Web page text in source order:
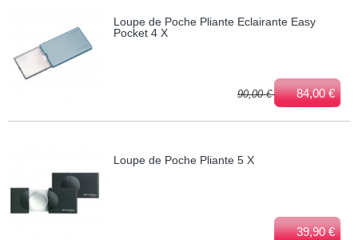
Loupe de Poche Pliante Eclairante Easy
Pocket 4 X
90,00 € 84,00 €
Loupe de Poche Pliante 5 X
39,90 €